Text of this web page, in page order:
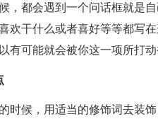
，都会遇到一个问话框就是
欢干什么或者喜好等等都写
有可能就会被你这一项所打动
时候，用适当的修饰词去装